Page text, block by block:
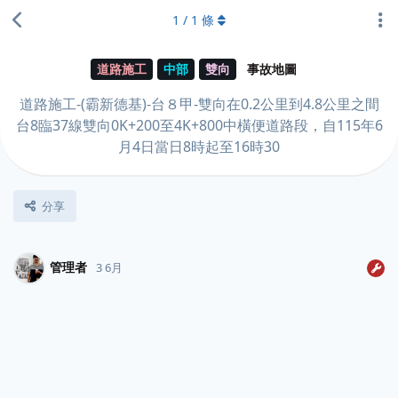
道路施工 中部 雙向 事故地圖
道路施工-(霸新德基)-台８甲-雙向在0.2公里到4.8公里之間
台8臨37線雙向0K+200至4K+800中橫便道路段，自115年6
月4日當日8時起至16時30
分享
1 / 1 條
管理者 3 6月